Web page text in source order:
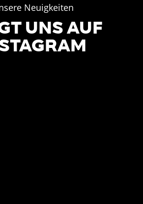
Neuigkeiten
UNS AUF